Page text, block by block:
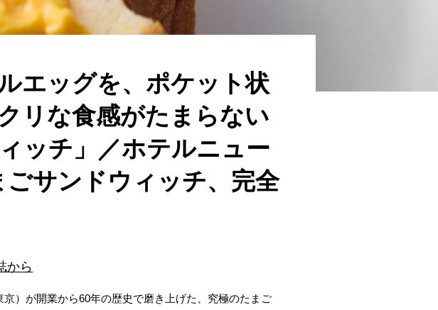
エッグを、ポケット状
リな食感がたまらない
ッチ」／ホテルニュー
サンドウィッチ、完全
から
）が開業から60年の歴史で磨き上げた、究極のたまご